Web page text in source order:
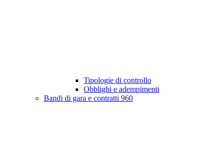
Tipologie di controllo
Obblighi e adempimenti
Bandi di gara e contratti 960